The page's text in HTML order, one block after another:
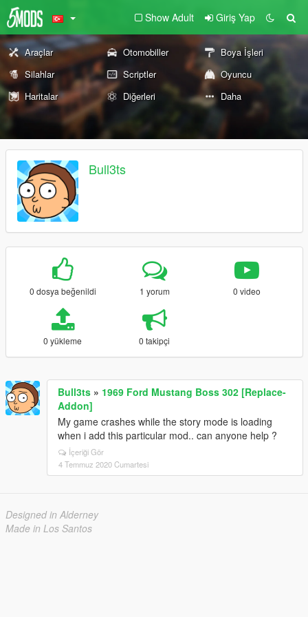
Show Adult Giriş Yap
Araçlar Otomobiller
Boya İşleri
Silahlar
Scriptler
Oyuncu
Haritalar
Diğerleri Daha
Bull3ts
0 dosya beğenildi 1 yorum 0 video
0 yükleme 0 takipçi
Bull3ts » 1969 Ford Mustang Boss 302 [Replace-
Addon]
My game crashes while the story mode is loading
when i add this particular mod.. can anyone help ?
İçeriği Gör
4 Temmuz 2020 Cumartesi
Designed in Alderney
Made in Los Santos